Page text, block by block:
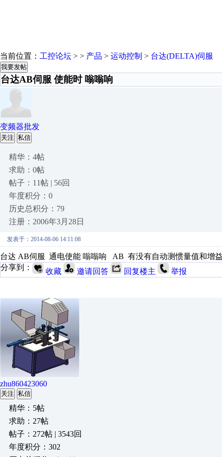
当前位置： 工控论坛 > > 产品 > 运动控制 > 台达(DELTA)伺服
我要发帖
台达AB伺服 使能时 嗡嗡响
变频器批发
关注 私信
精华：4帖
求助：0帖
帖子：11帖 | 56回
年度积分：0
历史总积分：79
注册：2006年3月28日
发表于：2014-08-06 14:11:08
台达 AB伺服 通电使能 嗡嗡响 AB 有没有自动测惯量值和增
分享到：
收藏 邀请回答 回复楼主 举报
zhu860423060
关注 私信
精华：5帖
求助：27帖
帖子：272帖 | 3543回
年度积分：302